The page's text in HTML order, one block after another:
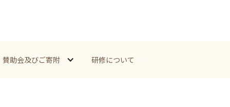
賛助会及びご寄附 研修について